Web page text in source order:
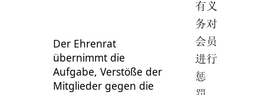
Der Ehrenrat
übernimmt die
Aufgabe, Verstöße der
Mitglieder gegen die
有义
务对
会员
进行
惩